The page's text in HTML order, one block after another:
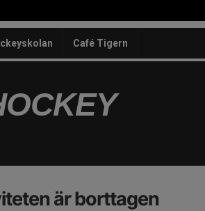
Café Tigern
är borttagen